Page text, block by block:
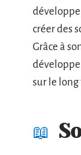
créer des
Grâce à
sur le long